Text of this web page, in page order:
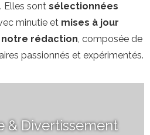
Elles sont sélectionnées
minutie et mises à jour
rédaction, composée de
passionnés et expérimentés.
& Divertissement